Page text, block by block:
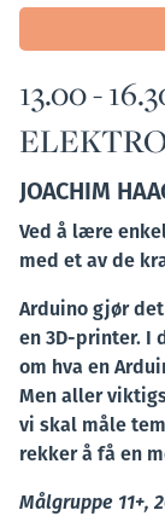
13.00 -
JOACHIM
Ved å lære
med et av de
Arduino gjør
en 3D-printer.
om hva en
Men aller
vi skal måle
rekker å få en
Målgruppe 11+,